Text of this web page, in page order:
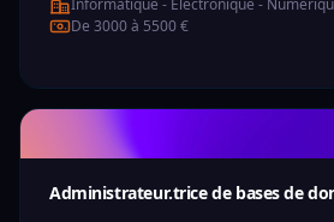
Informatique - Electronique -
De 3000 à 5500 €
Administrateur.trice de bases de